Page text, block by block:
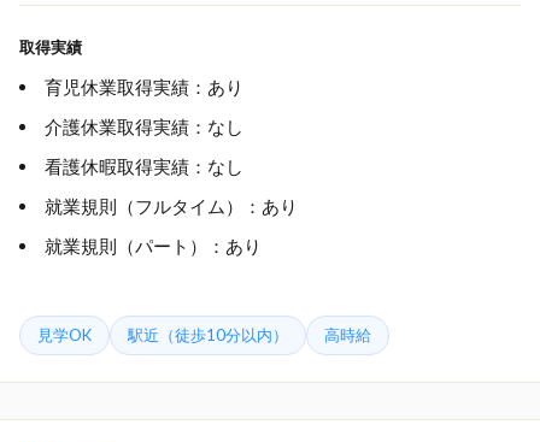
取得実績
育児休業取得実績：あり
介護休業取得実績：なし
看護休暇取得実績：なし
就業規則（フルタイム）：あり
就業規則（パート）：あり
見学OK 駅近（徒歩10分以内） 高時給